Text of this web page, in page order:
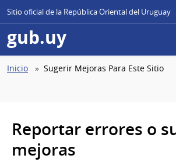
Sitio oficial de la República Oriental del Uruguay
gub.uy
Ruta
Inicio Sugerir Mejoras Para Este Sitio
Reportar errores o
mejoras